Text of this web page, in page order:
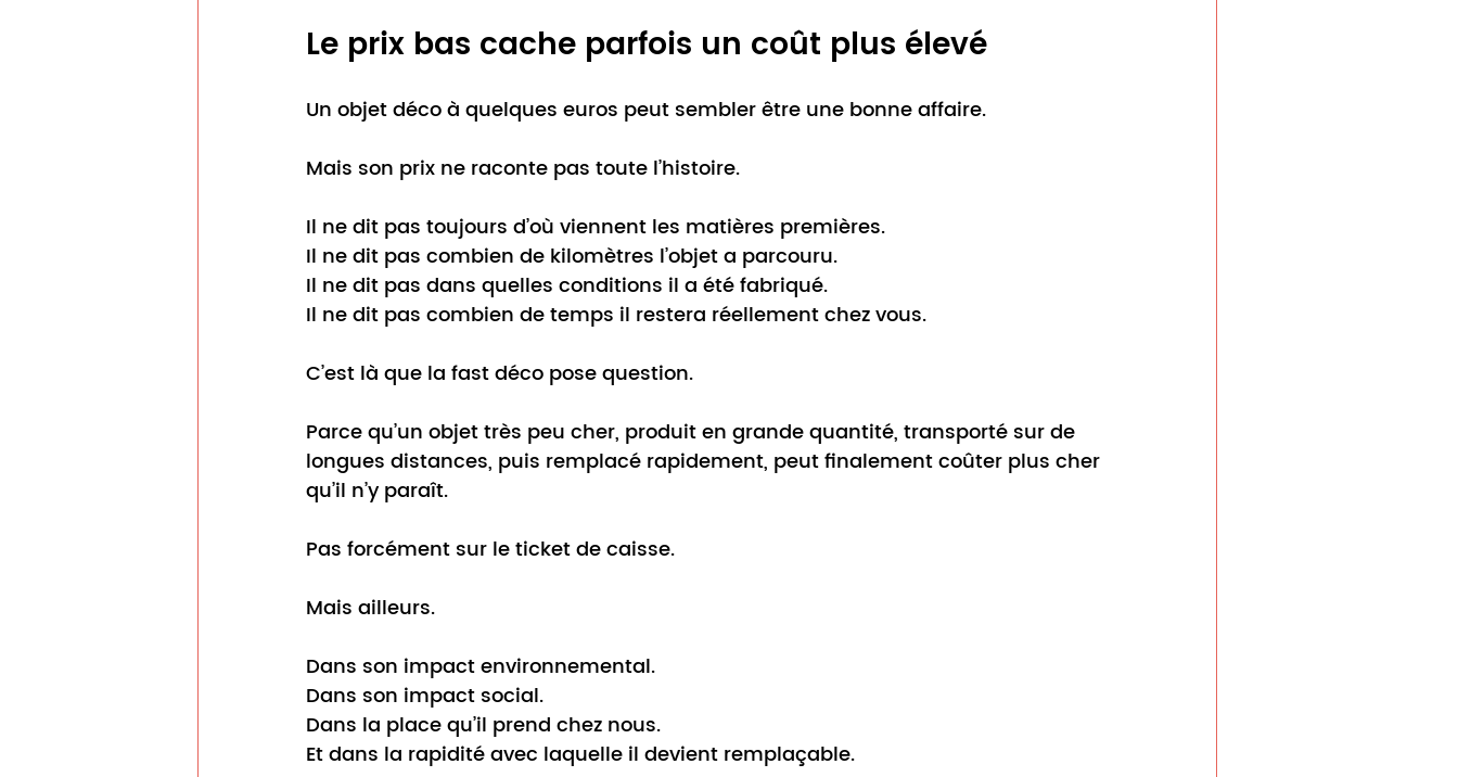
Le prix bas cache parfois un coût plus élevé
Un objet déco à quelques euros peut sembler être une bonne affaire.
Mais son prix ne raconte pas toute l’histoire.
Il ne dit pas toujours d’où viennent les matières premières.
Il ne dit pas combien de kilomètres l’objet a parcouru.
Il ne dit pas dans quelles conditions il a été fabriqué.
Il ne dit pas combien de temps il restera réellement chez vous.
C’est là que la fast déco pose question.
Parce qu’un objet très peu cher, produit en grande quantité, transporté sur de
longues distances, puis remplacé rapidement, peut finalement coûter plus cher
qu’il n’y paraît.
Pas forcément sur le ticket de caisse.
Mais ailleurs.
Dans son impact environnemental.
Dans son impact social.
Dans la place qu’il prend chez nous.
Et dans la rapidité avec laquelle il devient remplaçable.